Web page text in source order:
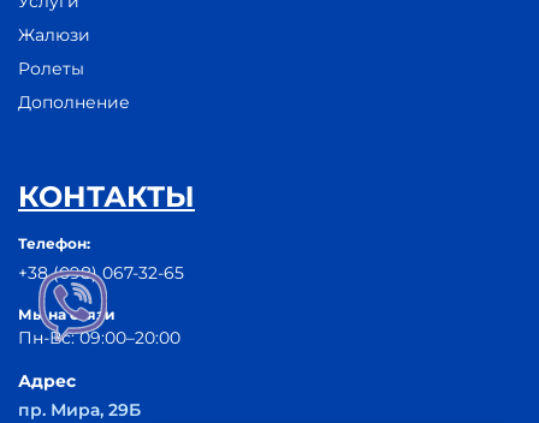
Жалюзи
Ролеты
Дополнение
КОНТАКТЫ
Телефон:
+38 (098) 067-32-65
Мы на связи
Пн-Вс: 09:00–20:00
Адрес
пр. Мира, 29Б